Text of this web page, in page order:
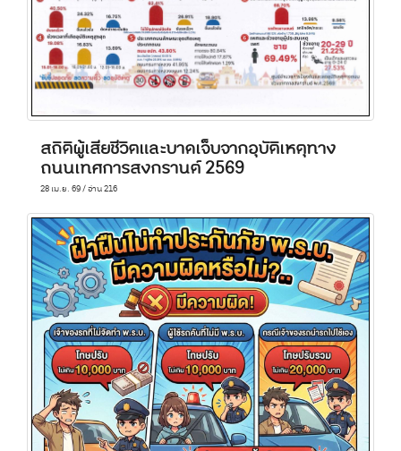
สถิติผู้เสียชีวิตและบาดเจ็บจากอุบัติเหตุทาง
ถนนเทศการสงกรานต์ 2569
28 เม.ย. 69 / อ่าน 216